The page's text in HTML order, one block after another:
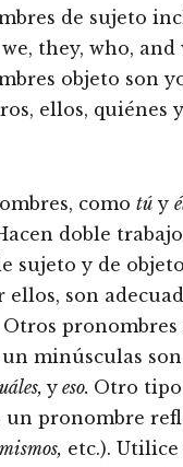
de sujeto
they, who, and
objeto son
ellos, quiénes
como tú y
doble
sujeto y de
ellos, son
Otros pronombres
minúsculas son
y eso. Otro tipo
un pronombre
mismos, etc.). Utilice